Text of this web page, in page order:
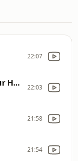
22:07
Building A Bridge To Your Heart 22:03
21:58
21:54